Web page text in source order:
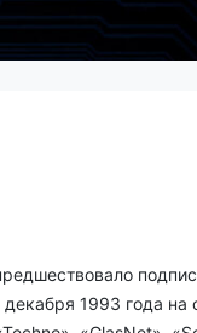
1993 года на